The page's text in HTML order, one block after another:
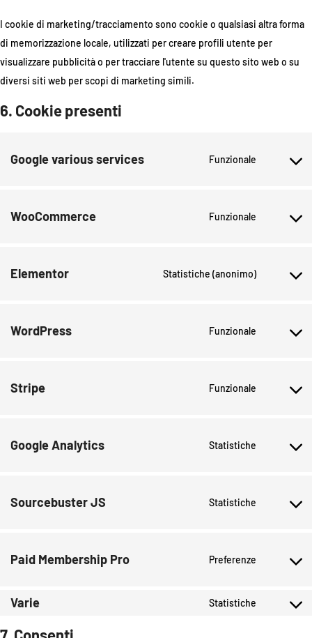
I cookie di marketing/tracciamento sono cookie o qualsiasi altra forma
di memorizzazione locale, utilizzati per creare profili utente per
visualizzare pubblicità o per tracciare l'utente su questo sito web o su
diversi siti web per scopi di marketing simili.
6. Cookie presenti
Google various services Funzionale
WooCommerce Funzionale
Elementor Statistiche (anonimo)
WordPress Funzionale
Stripe Funzionale
Google Analytics Statistiche
Sourcebuster JS Statistiche
Paid Membership Pro Preferenze
Varie Statistiche